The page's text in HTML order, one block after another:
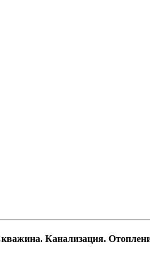
Канализация.